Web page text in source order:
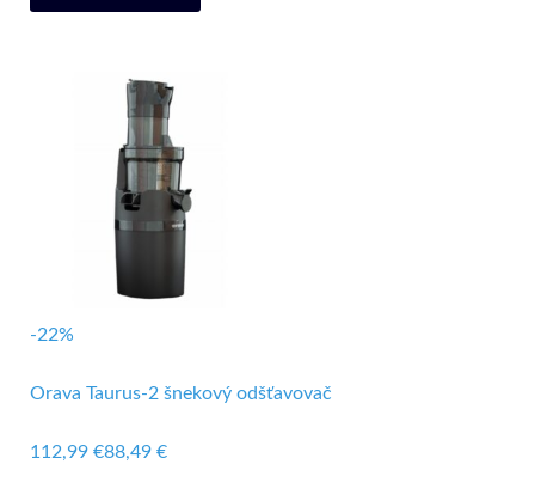
-22%
Orava Taurus-2 šnekový odšťavovač
112,99 €88,49 €